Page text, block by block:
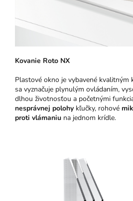
Kovanie Roto NX
Plastové okno je vybavené kvalitným
sa vyznačuje plynulým ovládaním,
dlhou životnosťou a početnými
nesprávnej polohy kľučky, rohové
proti vlámaniu na jednom krídle.